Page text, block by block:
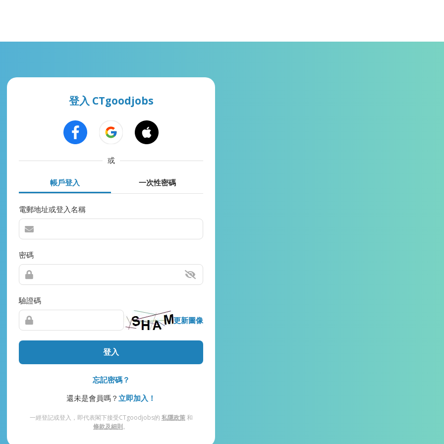
登入 CTgoodjobs
或
帳戶登入 一次性密碼
電郵地址或登入名稱
密碼
驗證碼
更新圖像
登入
忘記密碼？
還未是會員嗎？ 立即加入！
一經登記或登入，即代表閣下接受CTgoodjobs的 私隱政策和
條款及細則。